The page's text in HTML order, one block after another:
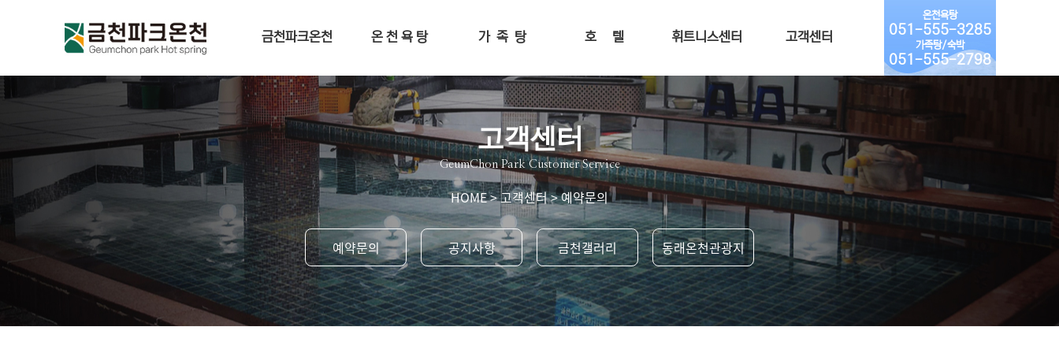
금천파크온천 온 천 욕 탕 가 족 탕 호 텔 휘트니스센터 고객센터
온천욕탕
051-555-3285
가족탕/숙박
051-555-2798
고객센터
GeumChon Park Customer Service
HOME>고객센터>예약문의
예약문의 공지사항 금천갤러리 동래온천관광지